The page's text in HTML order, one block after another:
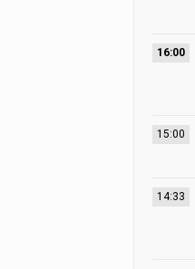
16:00
15:00
14:33